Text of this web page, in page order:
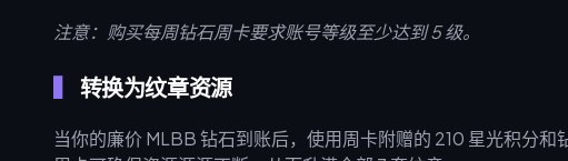
注意：购买每周钻石周卡要求账号等级至少达到 5 级。
转换为纹章资源
当你的廉价 MLBB 钻石到账后，使用周卡附赠的 210 星光积分